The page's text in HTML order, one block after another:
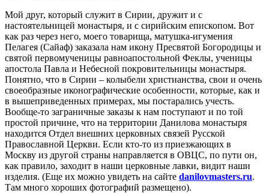
Мой друг, который служит в Сирии, дружит и с
настоятельницей монастыря, и с сирийским епископом. Вот
как раз через него, моего товарища, матушка-игумения
Пелагея (Сайаф) заказала нам икону Пресвятой Богородицы и
святой первомученицы равноапостольной Феклы, ученицы
апостола Павла и Небесной покровительницы монастыря.
Понятно, что в Сирии – колыбели христианства, свои и очень
своеобразные иконографические особенности, которые, как и
в вышеприведенных примерах, мы постарались учесть.
Вообще-то заграничные заказы к нам поступают и по той
простой причине, что на территории Данилова монастыря
находится Отдел внешних церковных связей Русской
Православной Церкви. Если кто-то из приезжающих в
Москву из другой страны направляется в ОВЦС, по пути он,
как правило, заходит в наши церковные лавки, видит наши
изделия. (Еще их можно увидеть на сайте danilovmasters.ru.
Там много хороших фотографий размещено).